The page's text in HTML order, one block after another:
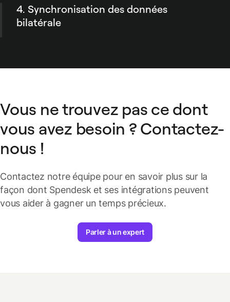
automatiquement avec son paiement. Plus
besoin de traitement manuel.
4. Synchronisation des données
bilatérale
Vous ne trouvez pas ce dont
vous avez besoin ? Contactez-
nous !
Contactez notre équipe pour en savoir plus sur la
façon dont Spendesk et ses intégrations peuvent
vous aider à gagner un temps précieux.
Parler à un expert